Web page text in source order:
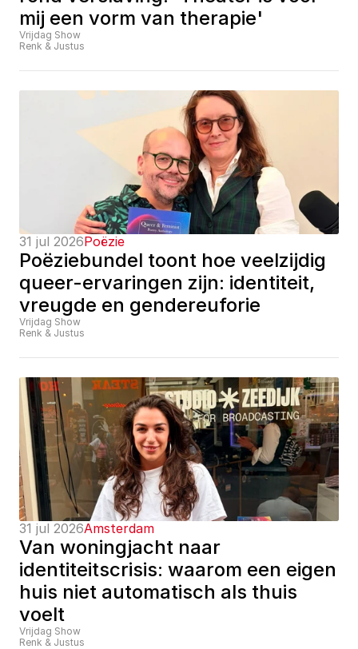
mij een vorm van therapie'
Vrijdag Show
Renk & Justus
31 jul 2026Poëzie
Poëziebundel toont hoe veelzijdig
queer-ervaringen zijn: identiteit,
vreugde en gendereuforie
Vrijdag Show
Renk & Justus
31 jul 2026Amsterdam
Van woningjacht naar
identiteitscrisis: waarom een eigen
huis niet automatisch als thuis
voelt
Vrijdag Show
Renk & Justus